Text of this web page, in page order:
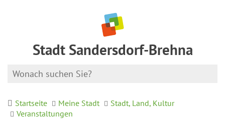
Stadt Sandersdorf-Brehna
Startseite Meine Stadt
Stadt, Land, Kultur
Veranstaltungen